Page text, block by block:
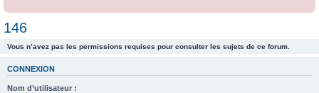
c
146
Vous n’avez pas les permissions requises pour consulter les sujets de ce forum.
CONNEXION
Nom d’utilisateur :